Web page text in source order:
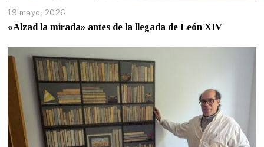
19 mayo, 2026
«Alzad la mirada» antes de la llegada de León XIV